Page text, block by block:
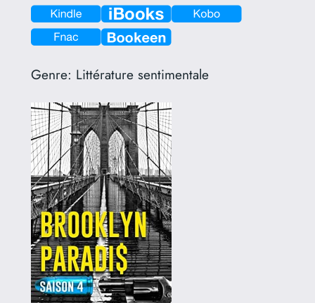
Genre: Littérature sentimentale